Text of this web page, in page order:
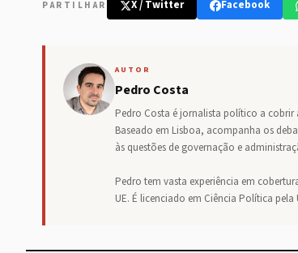
PARTILHAR X / Twitter Facebook
AUTOR
Pedro Costa
Pedro Costa é jornalista político a cobrir
Baseado em Lisboa, acompanha os
às questões de governação e
Pedro tem vasta experiência em
UE. É licenciado em Ciência Política pela